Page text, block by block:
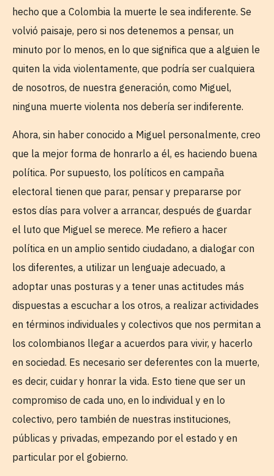
hecho que a Colombia la muerte le sea indiferente. Se
volvió paisaje, pero si nos detenemos a pensar, un
minuto por lo menos, en lo que significa que a alguien le
quiten la vida violentamente, que podría ser cualquiera
de nosotros, de nuestra generación, como Miguel,
ninguna muerte violenta nos debería ser indiferente.
Ahora, sin haber conocido a Miguel personalmente, creo
que la mejor forma de honrarlo a él, es haciendo buena
política. Por supuesto, los políticos en campaña
electoral tienen que parar, pensar y prepararse por
estos días para volver a arrancar, después de guardar
el luto que Miguel se merece. Me refiero a hacer
política en un amplio sentido ciudadano, a dialogar con
los diferentes, a utilizar un lenguaje adecuado, a
adoptar unas posturas y a tener unas actitudes más
dispuestas a escuchar a los otros, a realizar actividades
en términos individuales y colectivos que nos permitan a
los colombianos llegar a acuerdos para vivir, y hacerlo
en sociedad. Es necesario ser deferentes con la muerte,
es decir, cuidar y honrar la vida. Esto tiene que ser un
compromiso de cada uno, en lo individual y en lo
colectivo, pero también de nuestras instituciones,
públicas y privadas, empezando por el estado y en
particular por el gobierno.